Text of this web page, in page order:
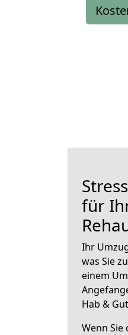
für
Ihr
was Sie
einem
Hab &
Wenn